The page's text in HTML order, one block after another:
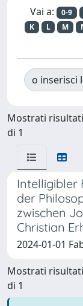
Vai a: 0-9
K
L M
o inserisci
Mostrati risultati
di 1
Intelligibler
der
zwischen
Christian
2024-01-01
Mostrati risultati
di 1